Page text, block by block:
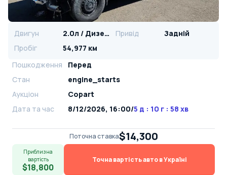
Двигун 2.0л / Дизель Привід
Задній
Пробіг
54,977 км
Пошкодження
Перед
Стан
engine_starts
Аукціон
Copart
Дата та час
8/12/2026, 16:00/5 д : 10 г : 58 хв
Поточна ставка$14,300
Приблизна
вартість
$18,800
Точна вартість авто в Україні